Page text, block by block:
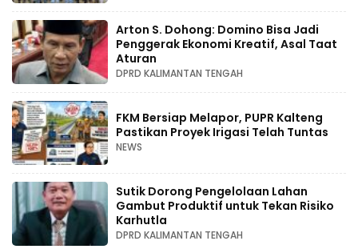
Arton S. Dohong: Domino Bisa Jadi
Penggerak Ekonomi Kreatif, Asal Taat
Aturan
DPRD KALIMANTAN TENGAH
FKM Bersiap Melapor, PUPR Kalteng
Pastikan Proyek Irigasi Telah Tuntas
NEWS
Sutik Dorong Pengelolaan Lahan
Gambut Produktif untuk Tekan Risiko
Karhutla
DPRD KALIMANTAN TENGAH